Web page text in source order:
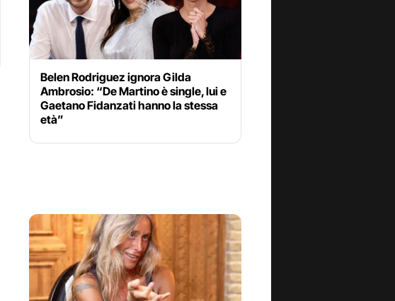
Belen Rodriguez ignora Gilda
Ambrosio: “De Martino è single, lui e
Gaetano Fidanzati hanno la stessa
età”